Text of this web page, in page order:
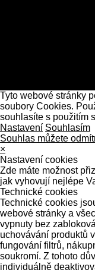
Tyto webové stránky
soubory Cookies.
souhlasíte s použitím
Nastavení Souhlasím
Souhlas můžete
×
Nastavení cookies
Zde máte možnost
jak vyhovují nejlépe
Technické cookies
Technické cookies
webové stránky a
vypnuty bez
uchovávání produktů
fungování filtrů,
soukromí. Z tohoto
individuálně